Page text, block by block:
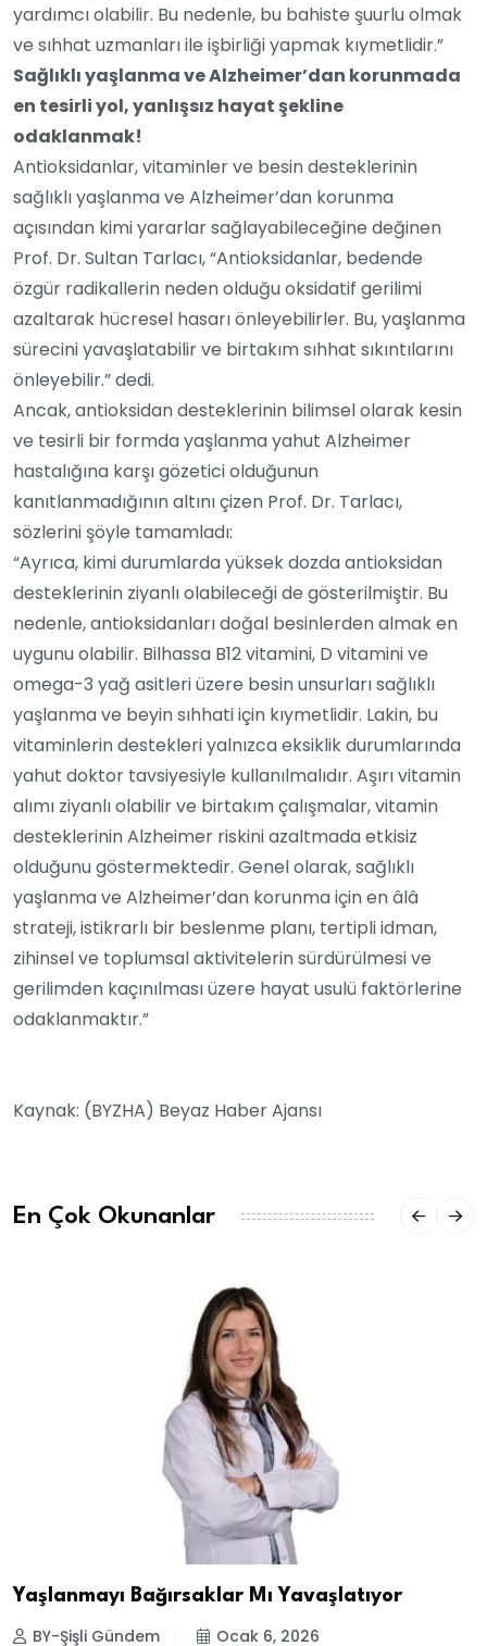
yardımcı olabilir. Bu nedenle, bu bahiste şuurlu olmak
ve sıhhat uzmanları ile işbirliği yapmak kıymetlidir.”
Sağlıklı yaşlanma ve Alzheimer’dan korunmada
en tesirli yol, yanlışsız hayat şekline
odaklanmak!
Antioksidanlar, vitaminler ve besin desteklerinin
sağlıklı yaşlanma ve Alzheimer’dan korunma
açısından kimi yararlar sağlayabileceğine değinen
Prof. Dr. Sultan Tarlacı, “Antioksidanlar, bedende
özgür radikallerin neden olduğu oksidatif gerilimi
azaltarak hücresel hasarı önleyebilirler. Bu, yaşlanma
sürecini yavaşlatabilir ve birtakım sıhhat sıkıntılarını
önleyebilir.” dedi.
Ancak, antioksidan desteklerinin bilimsel olarak kesin
ve tesirli bir formda yaşlanma yahut Alzheimer
hastalığına karşı gözetici olduğunun
kanıtlanmadığının altını çizen Prof. Dr. Tarlacı,
sözlerini şöyle tamamladı:
“Ayrıca, kimi durumlarda yüksek dozda antioksidan
desteklerinin ziyanlı olabileceği de gösterilmiştir. Bu
nedenle, antioksidanları doğal besinlerden almak en
uygunu olabilir. Bilhassa B12 vitamini, D vitamini ve
omega-3 yağ asitleri üzere besin unsurları sağlıklı
yaşlanma ve beyin sıhhati için kıymetlidir. Lakin, bu
vitaminlerin destekleri yalnızca eksiklik durumlarında
yahut doktor tavsiyesiyle kullanılmalıdır. Aşırı vitamin
alımı ziyanlı olabilir ve birtakım çalışmalar, vitamin
desteklerinin Alzheimer riskini azaltmada etkisiz
olduğunu göstermektedir. Genel olarak, sağlıklı
yaşlanma ve Alzheimer’dan korunma için en âlâ
strateji, istikrarlı bir beslenme planı, tertipli idman,
zihinsel ve toplumsal aktivitelerin sürdürülmesi ve
gerilimden kaçınılması üzere hayat usulü faktörlerine
odaklanmaktır.”
Kaynak: (BYZHA) Beyaz Haber Ajansı
En Çok Okunanlar
Yaşlanmayı Bağırsaklar Mı Yavaşlatıyor
BY-Şişli Gündem Ocak 6, 2026